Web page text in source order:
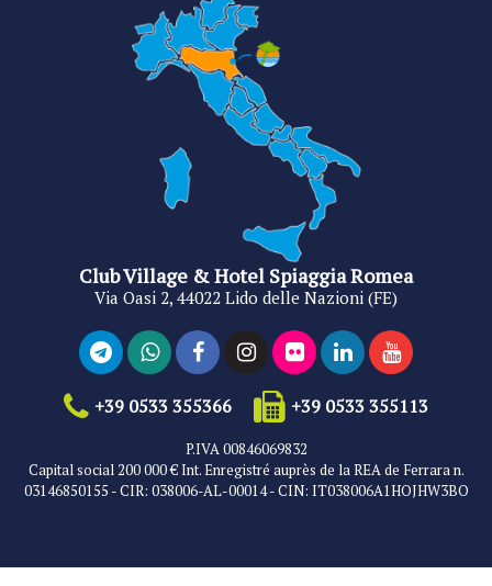
Club Village & Hotel Spiaggia Romea
Via Oasi 2, 44022 Lido delle Nazioni (FE)
+39 0533 355366 +39 0533 355113
P.IVA 00846069832
Capital social 200 000 € Int. Enregistré auprès de la REA de Ferrara n.
03146850155 - CIR: 038006-AL-00014 - CIN: IT038006A1HOJHW3BO